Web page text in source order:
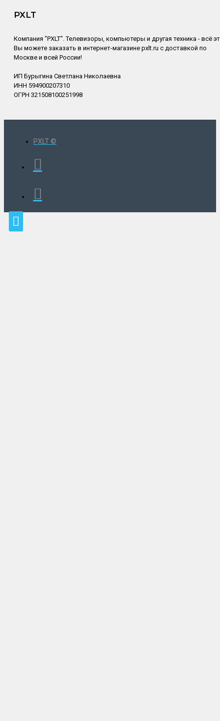
PXLT
Компания "PXLT". Телевизоры, компьютеры и другая техника - всё
Вы можете заказать в интернет-магазине pxlt.ru с доставкой по
Москве и всей России!
ИП Бурыгина Светлана Николаевна
ИНН 594900207310
ОГРН 321508100251998
PXLT ©